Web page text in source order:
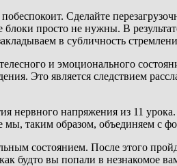
Сделайте
просто не нужны. В
в субличность
и эмоционального
Это является следствием
нервного напряжения из 11
мы, таким образом, объединяем
состоянием. После этого
вы попали в незнакомое